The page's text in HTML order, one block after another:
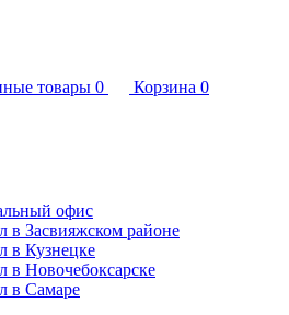
товары 0 Корзина 0
офис
в Засвияжском районе
в Кузнецке
в Новочебоксарске
в Самаре